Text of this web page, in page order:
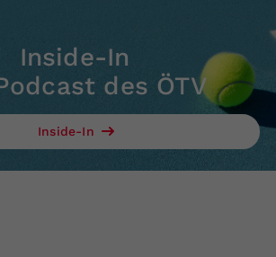
Inside-In
des ÖTV
Inside-In